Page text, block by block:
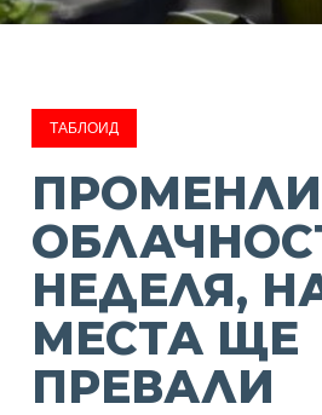
ТАБЛОИД
НЕДЕЛЯ,
МЕСТА ЩЕ
ПРЕВАЛИ